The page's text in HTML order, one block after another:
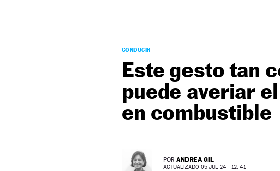
CONDUCIR
Este gesto tan
puede averiar
en combustible
POR ANDREA GIL
ACTUALIZADO 05 JUL 24 - 12: 41